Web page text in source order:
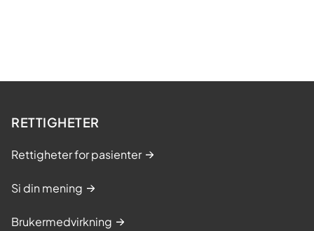
RETTIGHETER
Rettigheter for pasienter
Si din mening
Brukermedvirkning